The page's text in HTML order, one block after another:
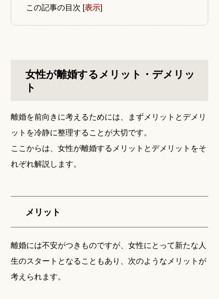
この記事の目次 [表示]
女性が離婚するメリット・デメリッ
ト
離婚を前向きに考えるためには、まずメリットとデメリ
ットを冷静に整理することが大切です。
ここからは、女性が離婚するメリットとデメリットをそ
れぞれ解説します。
メリット
離婚には不安がつきものですが、女性にとって新たな人
生のスタートとなることもあり、次のようなメリットが
考えられます。